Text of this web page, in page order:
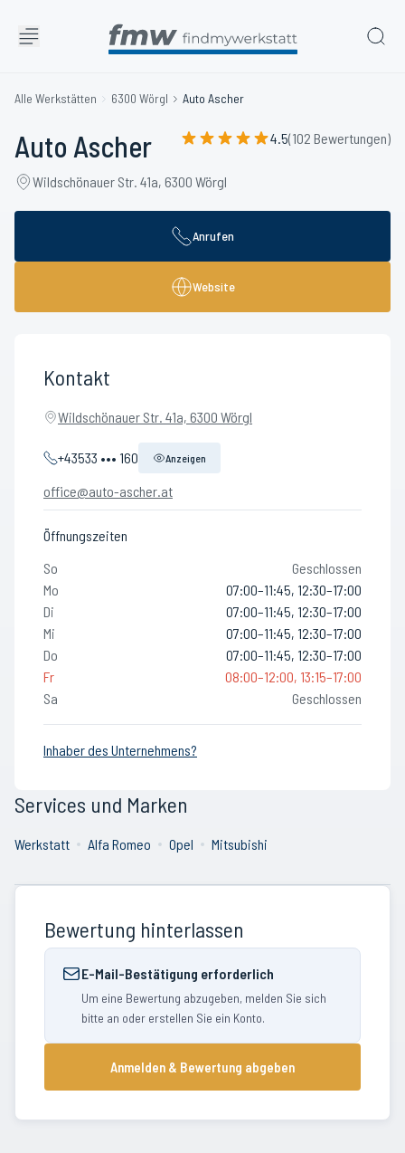
Alle Werkstätten 6300 Wörgl Auto Ascher
Auto Ascher 4.5(102 Bewertungen)
Wildschönauer Str. 41a, 6300 Wörgl
Anrufen
Website
Kontakt
Wildschönauer Str. 41a, 6300 Wörgl
+43533 ••• 160 Anzeigen
office@auto-ascher.at
Öffnungszeiten
So
Geschlossen
Mo
07:00–11:45, 12:30–17:00
Di
07:00–11:45, 12:30–17:00
Mi
07:00–11:45, 12:30–17:00
Do
07:00–11:45, 12:30–17:00
Fr
08:00–12:00, 13:15–17:00
Sa
Geschlossen
Inhaber des Unternehmens?
Services und Marken
Werkstatt Alfa Romeo Opel Mitsubishi
Bewertung hinterlassen
E-Mail-Bestätigung erforderlich
Um eine Bewertung abzugeben, melden Sie sich
bitte an oder erstellen Sie ein Konto.
Anmelden & Bewertung abgeben